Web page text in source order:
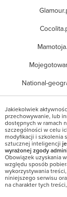
National-
Jakiekolwiek
przechowywanie, lub
dostępnych w ramach
szczególności w celu
modyfikacji i szkolenia
sztucznej inteligencji
wyrażonej zgody
Obowiązek uzyskania
względu sposób
wykorzystywania
niniejszego serwisu
na charakter tych